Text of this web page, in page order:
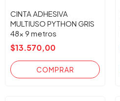
CINTA ADHESIVA
MULTIUSO PYTHON GRIS
48x 9 metros
$13.570,00